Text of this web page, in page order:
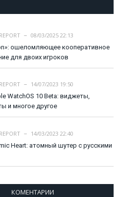
08/03/2025 22:13
ошеломляющее кооперативное
для двоих игроков
14/07/2023 19:50
WatchOS 10 Beta: виджеты,
и многое другое
14/03/2023 22:40
Heart: атомный шутер с русскими
КОМЕНТАРИИ